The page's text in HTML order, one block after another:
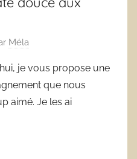
Méla
je vous propose une
que nous
aimé. Je les ai